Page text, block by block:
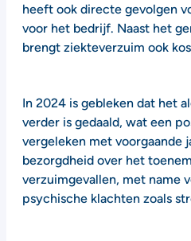
heeft ook directe gevolgen
voor het bedrijf. Naast het
brengt ziekteverzuim ook
In 2024 is gebleken dat het
verder is gedaald, wat een
vergeleken met voorgaande
bezorgdheid over het
verzuimgevallen, met name
psychische klachten zoals